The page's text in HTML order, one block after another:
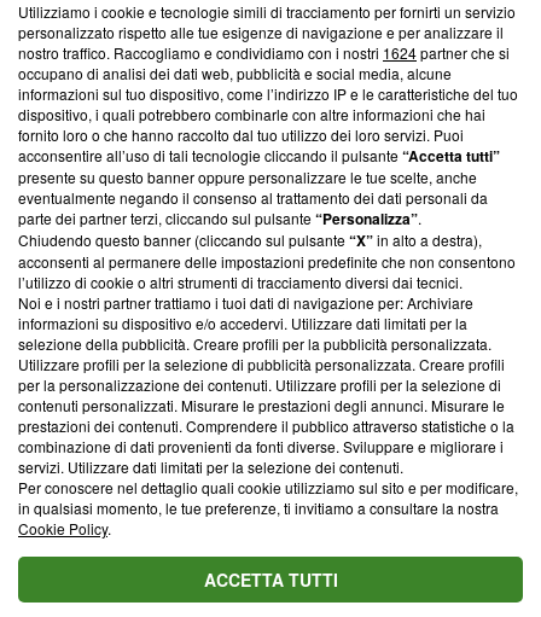
Questa sezione offre informazioni trasparenti su Blasting
News, sui nostri processi editoriali e su come ci impegniamo a
creare news di qualità. Inoltre, afferma la nostra aderenza a
‘Trust Project - News with Integrity’Blasting News non è
ancora membro del programma, ma ha richiesto di farne
parte; Trust Project non ha ancora effettuato una verifica di
conformità agli standard.
Su di noi
Team editoriale
Corporate
Redazione
Informativa Privacy
Cookie Policy
Blasting SA, IDI CHE-247.845.224, Via Carlo Frasca, 3 - 6900
Lugano (Svizzera) Tel:+39 0690258937
© 2026 Blasting News
Utilizziamo i cookie e tecnologie simili di tracciamento per fornirti un servizio
personalizzato rispetto alle tue esigenze di navigazione e per analizzare il
nostro traffico. Raccogliamo e condividiamo con i nostri 1624partner che si
occupano di analisi dei dati web, pubblicità e social media, alcune
informazioni sul tuo dispositivo, come l’indirizzo IP e le caratteristiche del tuo
dispositivo, i quali potrebbero combinarle con altre informazioni che hai
fornito loro o che hanno raccolto dal tuo utilizzo dei loro servizi. Puoi
acconsentire all’uso di tali tecnologie cliccando il pulsante“Accetta tutti”
presente su questo banner oppure personalizzare le tue scelte, anche
eventualmente negando il consenso al trattamento dei dati personali da
parte dei partner terzi, cliccando sul pulsante“Personalizza”.
Chiudendo questo banner (cliccando sul pulsante“X”in alto a destra),
acconsenti al permanere delle impostazioni predefinite che non consentono
l’utilizzo di cookie o altri strumenti di tracciamento diversi dai tecnici.
Noi e i nostri partner trattiamo i tuoi dati di navigazione per: Archiviare
informazioni su dispositivo e/o accedervi. Utilizzare dati limitati per la
selezione della pubblicità. Creare profili per la pubblicità personalizzata.
Utilizzare profili per la selezione di pubblicità personalizzata. Creare profili
per la personalizzazione dei contenuti. Utilizzare profili per la selezione di
contenuti personalizzati. Misurare le prestazioni degli annunci. Misurare le
prestazioni dei contenuti. Comprendere il pubblico attraverso statistiche o la
combinazione di dati provenienti da fonti diverse. Sviluppare e migliorare i
servizi. Utilizzare dati limitati per la selezione dei contenuti.
Per conoscere nel dettaglio quali cookie utilizziamo sul sito e per modificare,
in qualsiasi momento, le tue preferenze, ti invitiamo a consultare la nostra
Cookie Policy.
ACCETTA TUTTI